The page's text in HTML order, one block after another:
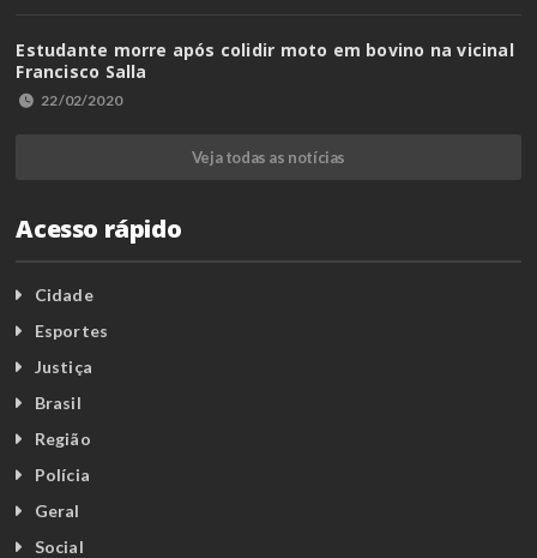
Estudante morre após colidir moto em bovino na vicinal
Francisco Salla
22/02/2020
Veja todas as notícias
Acesso rápido
Cidade
Esportes
Justiça
Brasil
Região
Polícia
Geral
Social